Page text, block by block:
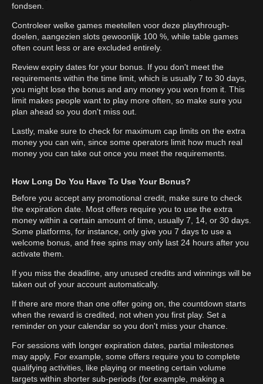
fondsen.
Controleer welke games meetellen voor deze playthrough-
doelen, aangezien slots gewoonlijk 100 %, while table games
often count less or are excluded entirely.
Review expiry dates for your bonus. If you don't meet the
requirements within the time limit, which is usually 7 to 30 days,
you might lose the bonus and any money you won from it. This
limit makes people want to play more often, so make sure you
plan ahead so you don't miss out.
Lastly, make sure to check for maximum cap limits on the extra
money you can win, since some operators limit how much real
money you can take out once you meet the requirements.
How Long Do You Have To Use Your Bonus?
Before you accept any promotional credit, make sure to check
the expiration date. Most offers require you to use the extra
money within a certain amount of time, usually 7, 14, or 30 days.
Some platforms, for instance, only give you 7 days to use a
welcome bonus, and free spins may only last 24 hours after you
activate them.
If you miss the deadline, any unused credits and winnings will be
taken out of your account automatically.
If there are more than one offer going on, the countdown starts
when the reward is credited, not when you first play. Set a
reminder on your calendar so you don't miss your chance.
For sessions with longer expiration dates, partial milestones
may apply. For example, some offers require you to complete
qualifying activities, like playing or meeting certain volume
targets within shorter sub-periods (for example, making a